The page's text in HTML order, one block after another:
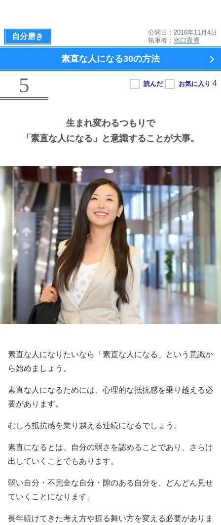
自分磨き
公開日：2016年11月4日
執筆者： 水口貴博
素直な人になる30の方法
5
生まれ変わるつもりで
「素直な人になる」と意識することが大事。
素直な人になりたいなら「素直な人になる」という意識か
ら始めましょう。
素直な人になるためには、心理的な抵抗感を乗り越える必
要があります。
むしろ抵抗感を乗り越える連続になるでしょう。
素直になるとは、自分の弱さを認めることであり、さらけ
出していくことでもあります。
弱い自分・不完全な自分・隙のある自分を、どんどん見せ
ていくことになります。
長年続けてきた考え方や振る舞い方を変える必要がありま